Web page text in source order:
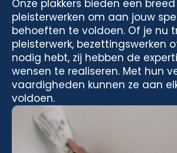
Onze plakkers bieden een
pleisterwerken om aan jouw
behoeften te voldoen. Of je nu
pleisterwerk, bezettingswerken
nodig hebt, zij hebben de
wensen te realiseren. Met hun
vaardigheden kunnen ze aan
voldoen.